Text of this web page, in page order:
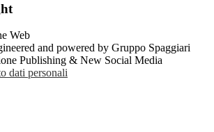
and powered by Gruppo Spaggiari
Publishing & New Social Media
dati personali